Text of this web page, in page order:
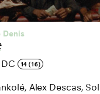
Denis
DC 14 (16)
Alex Descas,